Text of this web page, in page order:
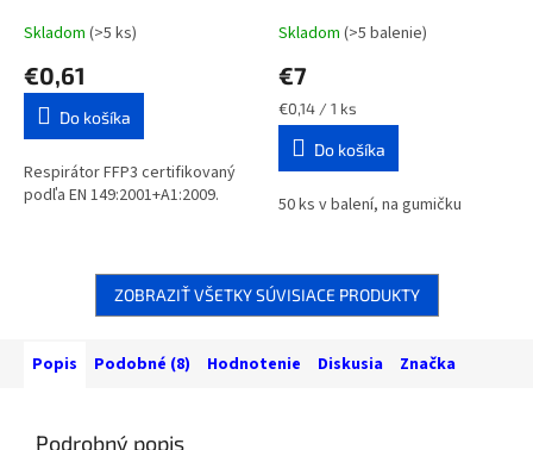
Skladom (>5 ks)
€0,61
Do košíka
Respirátor FFP3 certifikovaný
podľa EN 149:2001+A1:2009.
balení
Skladom (>5 balenie)
€7
Jednotková
cena:
€0,14 / 1 ks
Do košíka
50 ks v balení, na gumičku
ZOBRAZIŤ VŠETKY SÚVISIACE PRODUKTY
Popis Podobné (8) Hodnotenie Diskusia Značka
Podrobný popis